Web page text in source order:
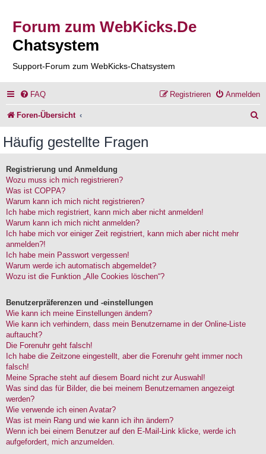
Forum zum WebKicks.De
Chatsystem
Support-Forum zum WebKicks-Chatsystem
FAQ Anmelden
Registrieren
Foren-Übersicht
Häufig gestellte Fragen
Registrierung und Anmeldung
Wozu muss ich mich registrieren?
Was ist COPPA?
Warum kann ich mich nicht registrieren?
Ich habe mich registriert, kann mich aber nicht anmelden!
Warum kann ich mich nicht anmelden?
Ich habe mich vor einiger Zeit registriert, kann mich aber nicht mehr
anmelden?!
Ich habe mein Passwort vergessen!
Warum werde ich automatisch abgemeldet?
Wozu ist die Funktion „Alle Cookies löschen“?
Benutzerpräferenzen und -einstellungen
Wie kann ich meine Einstellungen ändern?
Wie kann ich verhindern, dass mein Benutzername in der Online-Liste
auftaucht?
Die Forenuhr geht falsch!
Ich habe die Zeitzone eingestellt, aber die Forenuhr geht immer noch
falsch!
Meine Sprache steht auf diesem Board nicht zur Auswahl!
Was sind das für Bilder, die bei meinem Benutzernamen angezeigt
werden?
Wie verwende ich einen Avatar?
Was ist mein Rang und wie kann ich ihn ändern?
Wenn ich bei einem Benutzer auf den E-Mail-Link klicke, werde ich
aufgefordert, mich anzumelden.